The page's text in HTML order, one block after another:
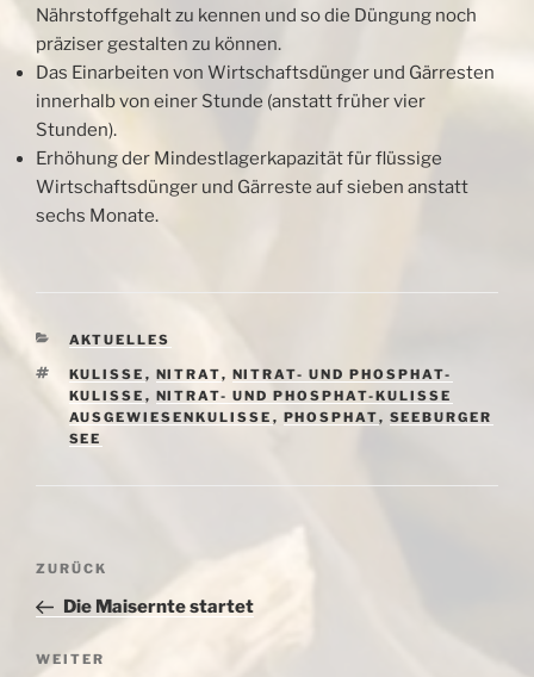
Nährstoffgehalt zu kennen und so die Düngung noch
präziser gestalten zu können.
Das Einarbeiten von Wirtschaftsdünger und Gärresten
innerhalb von einer Stunde (anstatt früher vier
Stunden).
Erhöhung der Mindestlagerkapazität für flüssige
Wirtschaftsdünger und Gärreste auf sieben anstatt
sechs Monate.
KATEGORIEN
AKTUELLES
SCHLAGWÖRTER
KULISSE , NITRAT, NITRAT- UND PHOSPHAT-
KULISSE , NITRAT- UND PHOSPHAT-KULISSE
AUSGEWIESENKULISSE , PHOSPHAT, SEEBURGER
SEE
Beitragsnavigation
Vorheriger
Beitrag
ZURÜCK
Die Maisernte startet
Nächster
WEITER